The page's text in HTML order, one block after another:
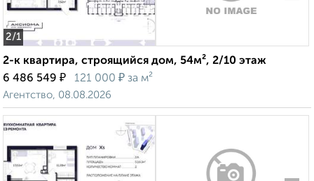
2/1
2-к квартира, строящийся дом, 54м², 2/10 этаж
6 486 549 ₽ 121 000 ₽ за м²
Агентство, 08.08.2026